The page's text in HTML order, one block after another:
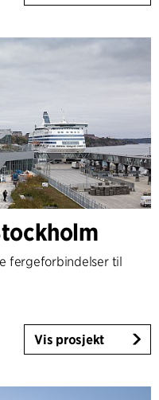
fergeforbindelser til
Vis prosjekt